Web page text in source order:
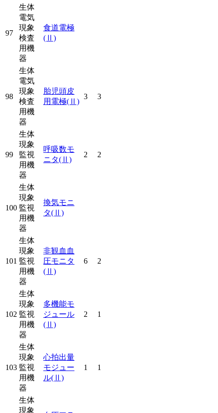
97
生体
電気
現象
検査
用機
器
食道電極
(Ⅱ)
98
生体
電気
現象
検査
用機
器
胎児頭皮
用電極(Ⅱ)
3 3
99
生体
現象
監視
用機
器
呼吸数モ
ニタ(Ⅱ)
2 2
100
生体
現象
監視
用機
器
換気モニ
タ(Ⅱ)
101
生体
現象
監視
用機
器
非観血血
圧モニタ
(Ⅱ)
6 2
102
生体
現象
監視
用機
器
多機能モ
ジュール
(Ⅱ)
2 1
103
生体
現象
監視
用機
器
心拍出量
モジュー
ル(Ⅱ)
1 1
生体
現象